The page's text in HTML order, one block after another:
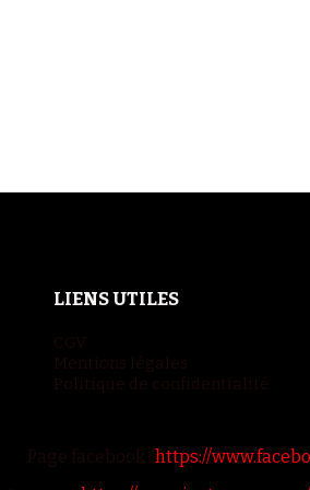
LIENS UTILES
CGV
Mentions légales
Politique de confidentialité
Page facebook : https://